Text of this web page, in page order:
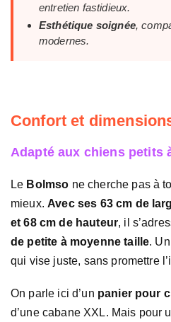
entretien fastidieux.
Esthétique soignée,
modernes.
Confort et
Adapté aux chiens petits
Le Bolmso ne cherche pas à
mieux. Avec ses 63 cm de
et 68 cm de hauteur, il
de petite à moyenne taille. Un
qui vise juste, sans promettre
On parle ici d’un panier pour
d’une cabane XXL. Mais pour